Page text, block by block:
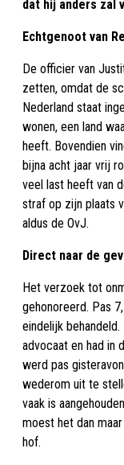
dat hij anders zal
Echtgenoot van
De officier van
zetten, omdat de
Nederland staat
wonen, een land
heeft. Bovendien
bijna acht jaar vrij
veel last heeft van
straf op zijn plaats
aldus de OvJ.
Direct naar de
Het verzoek tot
gehonoreerd. Pas
eindelijk
advocaat en had in
werd pas
wederom uit te
vaak is
moest het dan
hof.